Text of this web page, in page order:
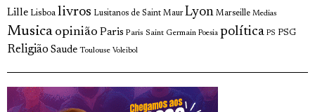
Lille Lisboa livros Lusitanos de Saint Maur Lyon Marseille Medias
Musica opinião Paris Paris Saint Germain Poesia política PS PSG
Religião Saude Toulouse Voleibol